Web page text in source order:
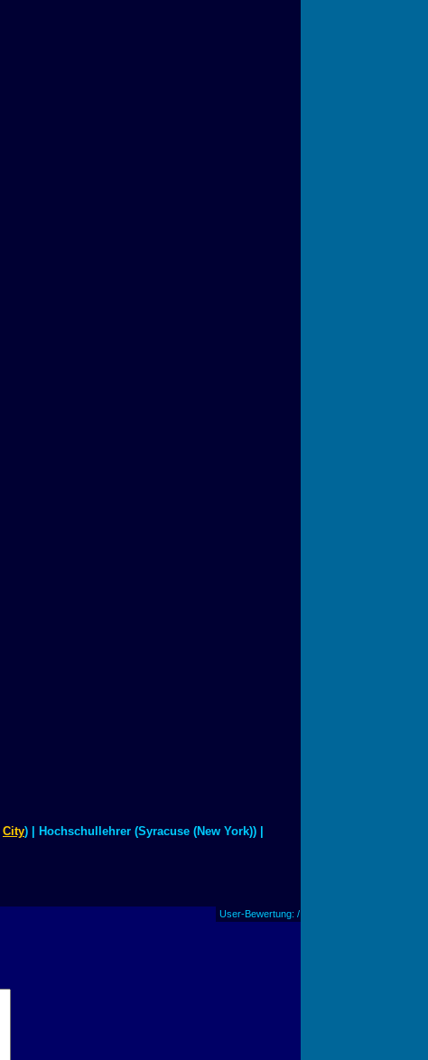
City) | Hochschullehrer (Syracuse (New York)) |
User-Bewertung: /